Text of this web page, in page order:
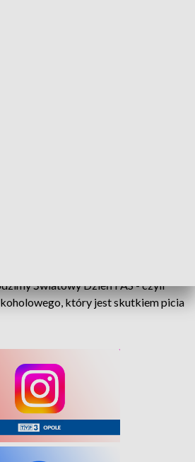
Światowy Dzień FAS - czyli
który jest skutkiem picia